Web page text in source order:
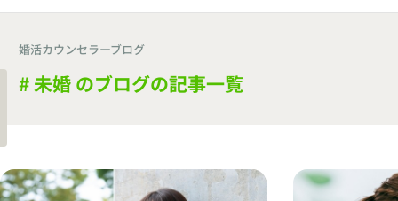
婚活カウンセラーブログ
# 未婚 のブログの記事一覧